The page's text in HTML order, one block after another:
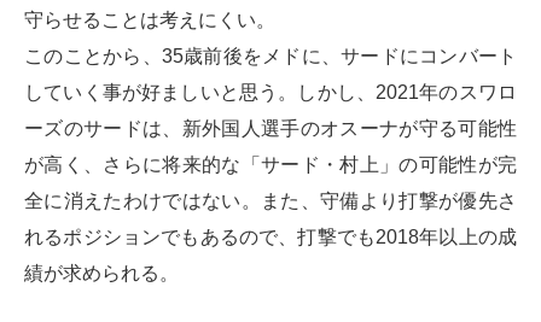
守らせることは考えにくい。
このことから、35歳前後をメドに、サードにコンバート
していく事が好ましいと思う。しかし、2021年のスワロ
ーズのサードは、新外国人選手のオスーナが守る可能性
が高く、さらに将来的な「サード・村上」の可能性が完
全に消えたわけではない。また、守備より打撃が優先さ
れるポジションでもあるので、打撃でも2018年以上の成
績が求められる。